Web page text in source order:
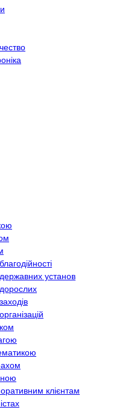
установ
клієнтам